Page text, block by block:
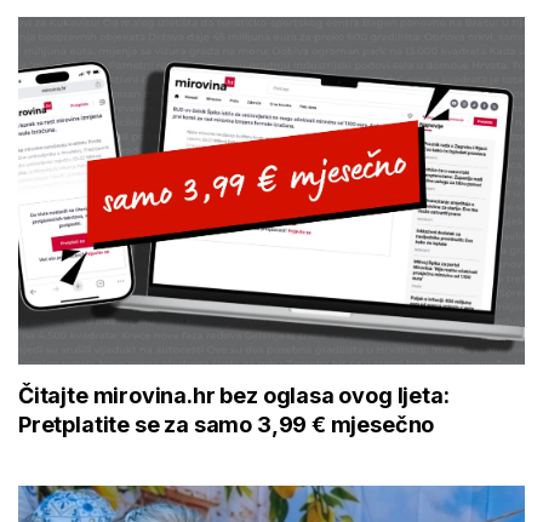
Čitajte mirovina.hr bez oglasa ovog ljeta:
Pretplatite se za samo 3,99 € mjesečno